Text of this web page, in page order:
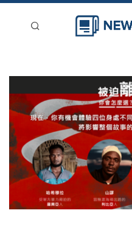
登入
刊登